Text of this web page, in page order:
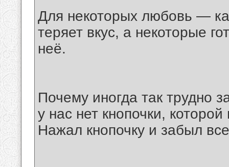
Для некоторых любовь —
теряет вкус, а некоторые
неё.
Почему иногда так трудно
у нас нет кнопочки,
Нажал кнопочку и забыл